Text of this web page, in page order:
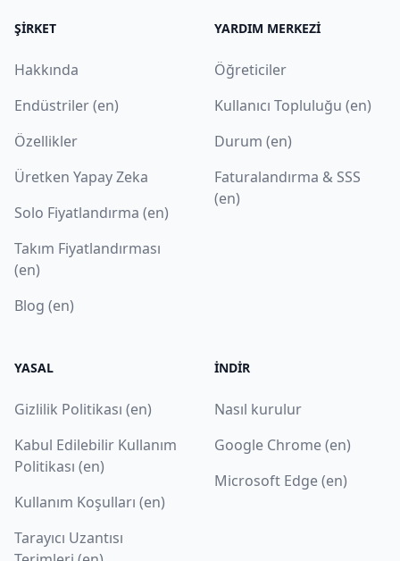
ŞIRKET
Hakkında
Endüstriler (en)
Özellikler
Üretken Yapay Zeka
Solo Fiyatlandırma (en)
Takım Fiyatlandırması
(en)
Blog (en)
YARDIM MERKEZI
Öğreticiler
Kullanıcı Topluluğu (en)
Durum (en)
Faturalandırma & SSS
(en)
YASAL
Gizlilik Politikası (en)
Kabul Edilebilir Kullanım
Politikası (en)
Kullanım Koşulları (en)
Tarayıcı Uzantısı
İNDIR
Nasıl kurulur
Google Chrome (en)
Microsoft Edge (en)